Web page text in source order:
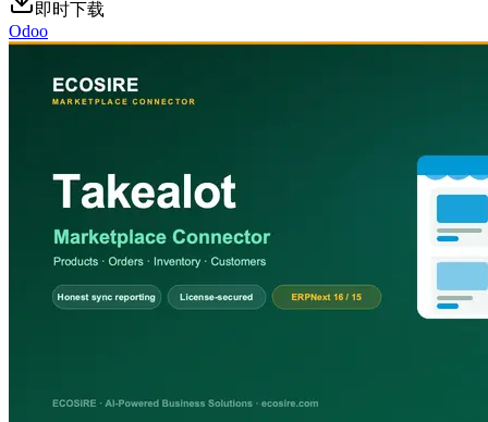
即时下载
Odoo